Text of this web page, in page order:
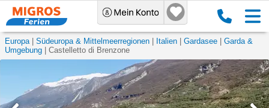
Europa Südeuropa & Mittelmeerregionen Italien Gardasee
Garda &
Umgebung
Castelletto di Brenzone